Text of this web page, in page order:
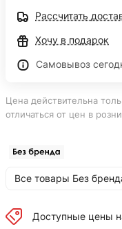
Рассчитать
Хочу в подарок
Самовывоз
Цена действительна
отличаться от цен в
Все товары Без
Доступные цены